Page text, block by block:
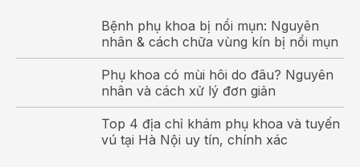
Bệnh phụ khoa bị nổi mụn: Nguyên
nhân & cách chữa vùng kín bị nổi mụn
Phụ khoa có mùi hôi do đâu? Nguyên
nhân và cách xử lý đơn giản
Top 4 địa chỉ khám phụ khoa và tuyến
vú tại Hà Nội uy tín, chính xác